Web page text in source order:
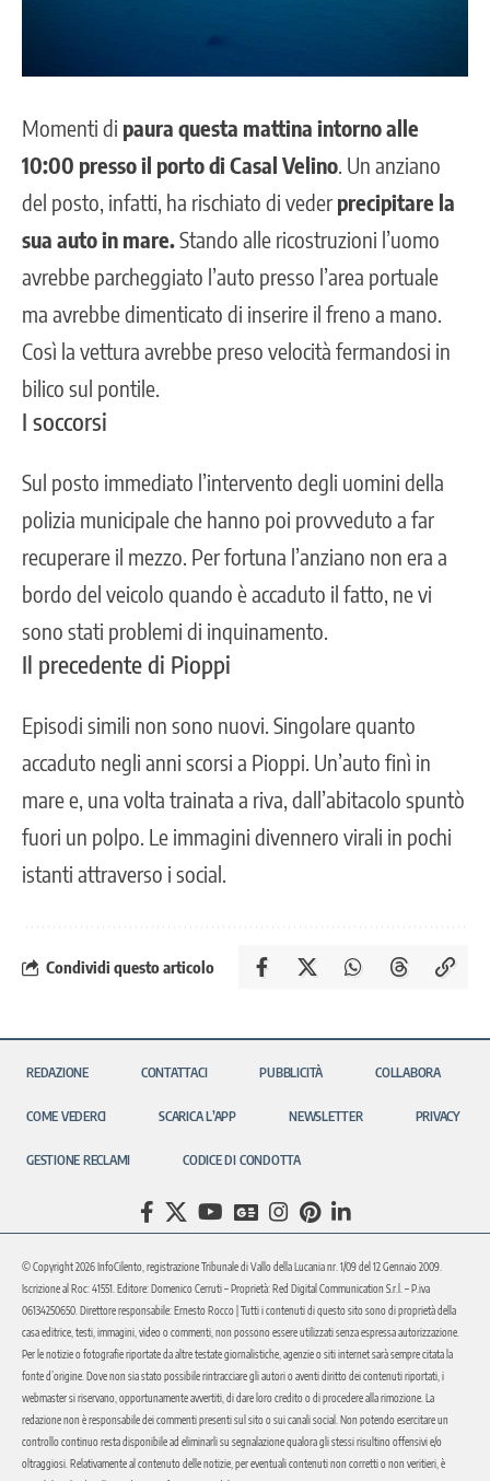
Momenti di paura questa mattina intorno alle
10:00 presso il porto di Casal Velino . Un anziano
del posto, infatti, ha rischiato di vederprecipitare la
sua auto in mare.Stando alle ricostruzioni l’uomo
avrebbe parcheggiato l’auto presso l’area portuale
ma avrebbe dimenticato di inserire il freno a mano.
Così la vettura avrebbe preso velocità fermandosi in
bilico sul pontile.
I soccorsi
Sul posto immediato l’intervento degli uomini della
polizia municipale che hanno poi provveduto a far
recuperare il mezzo. Per fortuna l’anziano non era a
bordo del veicolo quando è accaduto il fatto, ne vi
sono stati problemi di inquinamento.
Il precedente di Pioppi
Episodi simili non sono nuovi. Singolare quanto
accaduto negli anni scorsi a Pioppi. Un’auto finì in
mare e, una volta trainata a riva, dall’abitacolo spuntò
fuori un polpo. Le immagini divennero virali in pochi
istanti attraverso i social.
Condividi questo articolo
REDAZIONE CONTATTACI PUBBLICITÀ COLLABORA
COME VEDERCI SCARICA L’APP NEWSLETTER PRIVACY
GESTIONE RECLAMI CODICE DI CONDOTTA
© Copyright 2026 InfoCilento, registrazione Tribunale di Vallo della Lucania nr. 1/09 del 12 Gennaio 2009.
Iscrizione al Roc: 41551. Editore: Domenico Cerruti – Proprietà: Red Digital Communication S.r.l. – P.iva
06134250650. Direttore responsabile: Ernesto Rocco | Tutti i contenuti di questo sito sono di proprietà della
casa editrice, testi, immagini, video o commenti, non possono essere utilizzati senza espressa autorizzazione.
Per le notizie o fotografie riportate da altre testate giornalistiche, agenzie o siti internet sarà sempre citata la
fonte d’origine. Dove non sia stato possibile rintracciare gli autori o aventi diritto dei contenuti riportati, i
webmaster si riservano, opportunamente avvertiti, di dare loro credito o di procedere alla rimozione. La
redazione non è responsabile dei commenti presenti sul sito o sui canali social. Non potendo esercitare un
controllo continuo resta disponibile ad eliminarli su segnalazione qualora gli stessi risultino offensivi e/o
oltraggiosi. Relativamente al contenuto delle notizie, per eventuali contenuti non corretti o non veritieri, è